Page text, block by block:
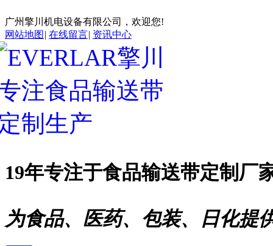
广州擎川机电设备有限公司，欢迎您!
网站地图 | 在线留言| 资讯中心
19年专注于食品输送带定制厂
为食品、医药、包装、日化提